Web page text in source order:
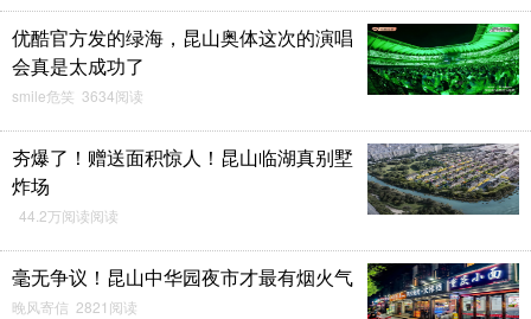
优酷官方发的绿海，昆山奥体这次的演唱
会真是太成功了
smile危笑 3634阅读
夯爆了！赠送面积惊人！昆山临湖真别墅
炸场
44.2万阅读阅读
毫无争议！昆山中华园夜市才最有烟火气
晚风寄信 2821阅读